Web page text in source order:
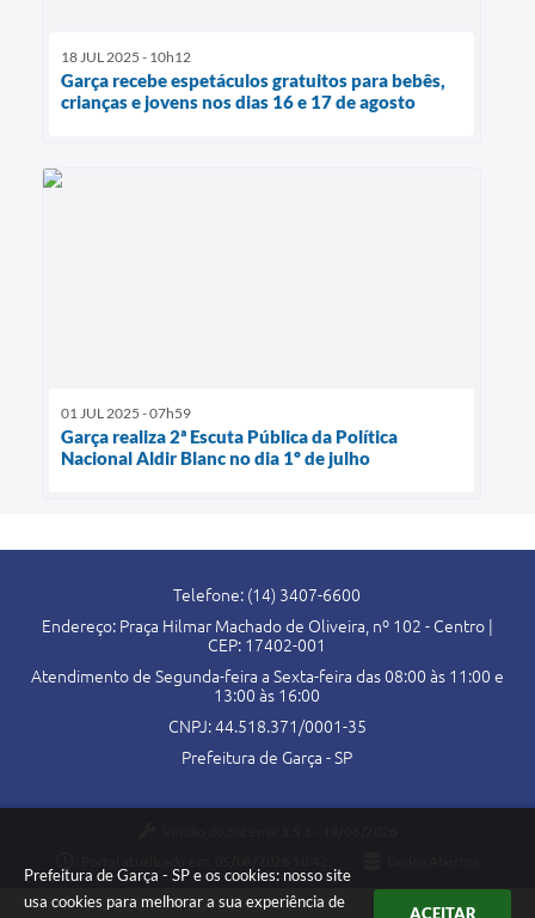
Prefeitura de Garça - SP e os cookies: nosso site
usa cookies para melhorar a sua experiência de
ACEITAR
18 JUL 2025 - 10h12
Garça recebe espetáculos gratuitos para bebês,
crianças e jovens nos dias 16 e 17 de agosto
01 JUL 2025 - 07h59
Garça realiza 2ª Escuta Pública da Política
Nacional Aldir Blanc no dia 1º de julho
Telefone: (14) 3407-6600
Endereço: Praça Hilmar Machado de Oliveira, nº 102 - Centro |
CEP: 17402-001
Atendimento de Segunda-feira a Sexta-feira das 08:00 às 11:00 e
13:00 às 16:00
CNPJ: 44.518.371/0001-35
Prefeitura de Garça - SP